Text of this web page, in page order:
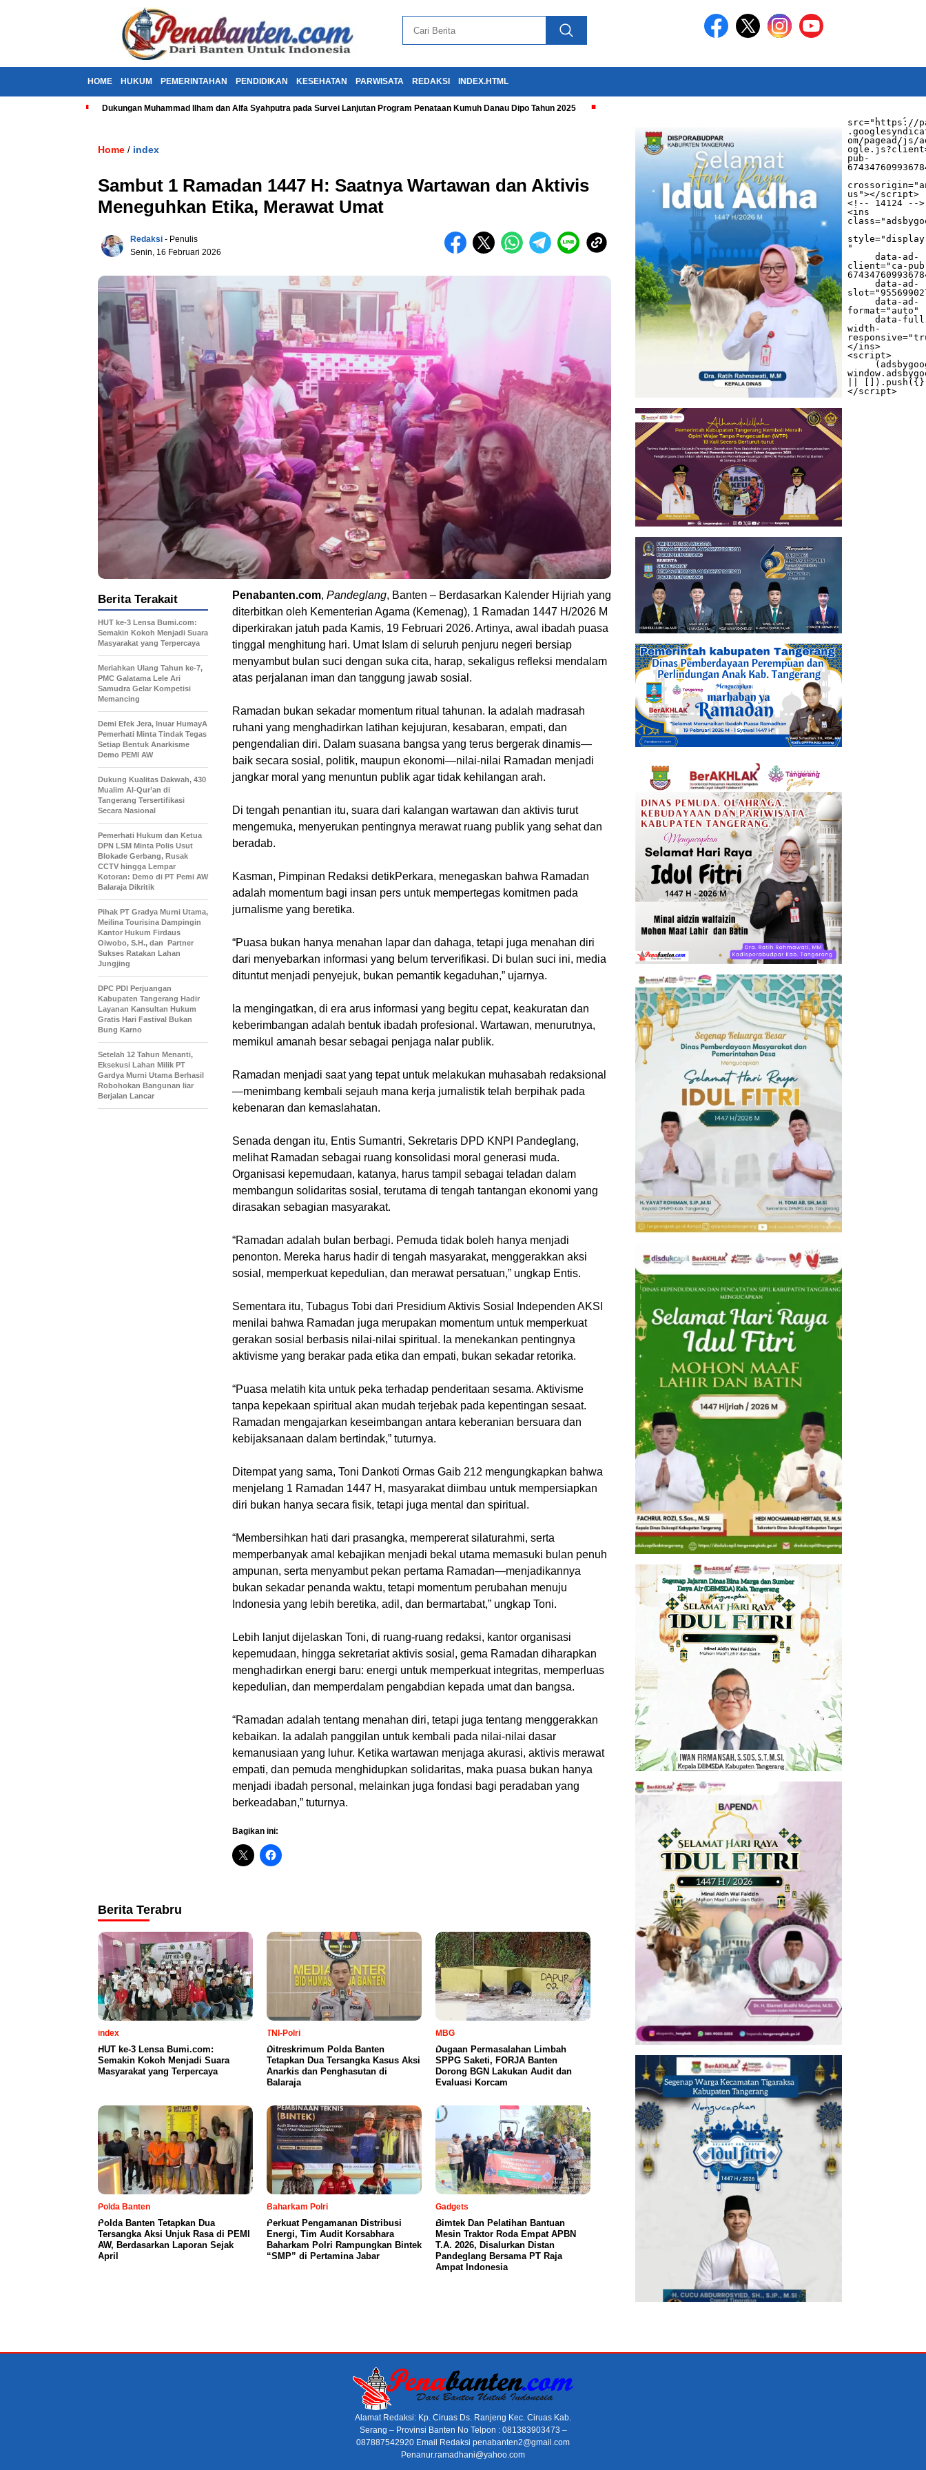
HOME HUKUM PEMERINTAHAN PENDIDIKAN KESEHATAN PARWISATA REDAKSI INDEX.HTML
Dukungan Muhammad Ilham dan Alfa Syahputra pada Survei Lanjutan Program Penataan Kumuh Danau Dipo Tahun 2025
src="https://
om/pagead/js/
pub-
us"></script>
<!-- 14124 -->
<ins
"
     data-ad-
client="ca-
     data-ad-
     data-ad-
format="auto"
     data-full-
width-
</ins>
<script>
||
</script>
Home / index
Sambut 1 Ramadan 1447 H: Saatnya Wartawan dan Aktivis
Meneguhkan Etika, Merawat Umat
Redaksi - Penulis
Senin, 16 Februari 2026
Penabanten.com, Pandeglang, Banten – Berdasarkan Kalender Hijriah yang
diterbitkan oleh Kementerian Agama (Kemenag), 1 Ramadan 1447 H/2026 M
diperkirakan jatuh pada Kamis, 19 Februari 2026. Artinya, awal ibadah puasa
tinggal menghitung hari. Umat Islam di seluruh penjuru negeri bersiap
menyambut bulan suci dengan suka cita, harap, sekaligus refleksi mendalam
atas perjalanan iman dan tanggung jawab sosial.
Ramadan bukan sekadar momentum ritual tahunan. Ia adalah madrasah
ruhani yang menghadirkan latihan kejujuran, kesabaran, empati, dan
pengendalian diri. Dalam suasana bangsa yang terus bergerak dinamis—
baik secara sosial, politik, maupun ekonomi—nilai-nilai Ramadan menjadi
jangkar moral yang menuntun publik agar tidak kehilangan arah.
Di tengah penantian itu, suara dari kalangan wartawan dan aktivis turut
mengemuka, menyerukan pentingnya merawat ruang publik yang sehat dan
beradab.
Kasman, Pimpinan Redaksi detikPerkara, menegaskan bahwa Ramadan
adalah momentum bagi insan pers untuk mempertegas komitmen pada
jurnalisme yang beretika.
“Puasa bukan hanya menahan lapar dan dahaga, tetapi juga menahan diri
dari menyebarkan informasi yang belum terverifikasi. Di bulan suci ini, media
dituntut menjadi penyejuk, bukan pemantik kegaduhan,” ujarnya.
Ia mengingatkan, di era arus informasi yang begitu cepat, keakuratan dan
keberimbangan adalah bentuk ibadah profesional. Wartawan, menurutnya,
memikul amanah besar sebagai penjaga nalar publik.
Ramadan menjadi saat yang tepat untuk melakukan muhasabah redaksional
—menimbang kembali sejauh mana kerja jurnalistik telah berpihak pada
kebenaran dan kemaslahatan.
Senada dengan itu, Entis Sumantri, Sekretaris DPD KNPI Pandeglang,
melihat Ramadan sebagai ruang konsolidasi moral generasi muda.
Organisasi kepemudaan, katanya, harus tampil sebagai teladan dalam
membangun solidaritas sosial, terutama di tengah tantangan ekonomi yang
dirasakan sebagian masyarakat.
“Ramadan adalah bulan berbagi. Pemuda tidak boleh hanya menjadi
penonton. Mereka harus hadir di tengah masyarakat, menggerakkan aksi
sosial, memperkuat kepedulian, dan merawat persatuan,” ungkap Entis.
Sementara itu, Tubagus Tobi dari Presidium Aktivis Sosial Independen AKSI
menilai bahwa Ramadan juga merupakan momentum untuk memperkuat
gerakan sosial berbasis nilai-nilai spiritual. Ia menekankan pentingnya
aktivisme yang berakar pada etika dan empati, bukan sekadar retorika.
“Puasa melatih kita untuk peka terhadap penderitaan sesama. Aktivisme
tanpa kepekaan spiritual akan mudah terjebak pada kepentingan sesaat.
Ramadan mengajarkan keseimbangan antara keberanian bersuara dan
kebijaksanaan dalam bertindak,” tuturnya.
Ditempat yang sama, Toni Dankoti Ormas Gaib 212 mengungkapkan bahwa
menjelang 1 Ramadan 1447 H, masyarakat diimbau untuk mempersiapkan
diri bukan hanya secara fisik, tetapi juga mental dan spiritual.
“Membersihkan hati dari prasangka, mempererat silaturahmi, serta
memperbanyak amal kebajikan menjadi bekal utama memasuki bulan penuh
ampunan, serta menyambut pekan pertama Ramadan—menjadikannya
bukan sekadar penanda waktu, tetapi momentum perubahan menuju
Indonesia yang lebih beretika, adil, dan bermartabat,” ungkap Toni.
Lebih lanjut dijelaskan Toni, di ruang-ruang redaksi, kantor organisasi
kepemudaan, hingga sekretariat aktivis sosial, gema Ramadan diharapkan
menghadirkan energi baru: energi untuk memperkuat integritas, memperluas
kepedulian, dan memperdalam pengabdian kepada umat dan bangsa.
“Ramadan adalah tentang menahan diri, tetapi juga tentang menggerakkan
kebaikan. Ia adalah panggilan untuk kembali pada nilai-nilai dasar
kemanusiaan yang luhur. Ketika wartawan menjaga akurasi, aktivis merawat
empati, dan pemuda menghidupkan solidaritas, maka puasa bukan hanya
menjadi ibadah personal, melainkan juga fondasi bagi peradaban yang
berkeadaban,” tuturnya.
Bagikan ini:
Berita Terakait
HUT ke-3 Lensa Bumi.com:
Semakin Kokoh Menjadi Suara
Masyarakat yang Terpercaya
Meriahkan Ulang Tahun ke-7,
PMC Galatama Lele Ari
Samudra Gelar Kompetisi
Memancing
Demi Efek Jera, Inuar HumayA
Pemerhati Minta Tindak Tegas
Setiap Bentuk Anarkisme
Demo PEMI AW
Dukung Kualitas Dakwah, 430
Mualim Al-Qur’an di
Tangerang Tersertifikasi
Secara Nasional
Pemerhati Hukum dan Ketua
DPN LSM Minta Polis Usut
Blokade Gerbang, Rusak
CCTV hingga Lempar
Kotoran: Demo di PT Pemi AW
Balaraja Dikritik
Pihak PT Gradya Murni Utama,
Meilina Tourisina Dampingin
Kantor Hukum Firdaus
Oiwobo, S.H., dan Partner
Sukses Ratakan Lahan
Jungjing
DPC PDI Perjuangan
Kabupaten Tangerang Hadir
Layanan Kansultan Hukum
Gratis Hari Fastival Bukan
Bung Karno
Setelah 12 Tahun Menanti,
Eksekusi Lahan Milik PT
Gardya Murni Utama Berhasil
Robohokan Bangunan liar
Berjalan Lancar
Berita Terabru
index
HUT ke-3 Lensa Bumi.com:
Semakin Kokoh Menjadi Suara
Masyarakat yang Terpercaya
TNI-Polri
Ditreskrimum Polda Banten
Tetapkan Dua Tersangka Kasus Aksi
Anarkis dan Penghasutan di
Balaraja
MBG
Dugaan Permasalahan Limbah
SPPG Saketi, FORJA Banten
Dorong BGN Lakukan Audit dan
Evaluasi Korcam
Polda Banten
Polda Banten Tetapkan Dua
Tersangka Aksi Unjuk Rasa di PEMI
AW, Berdasarkan Laporan Sejak
April
Baharkam Polri
Perkuat Pengamanan Distribusi
Energi, Tim Audit Korsabhara
Baharkam Polri Rampungkan Bintek
“SMP” di Pertamina Jabar
Gadgets
Bimtek Dan Pelatihan Bantuan
Mesin Traktor Roda Empat APBN
T.A. 2026, Disalurkan Distan
Pandeglang Bersama PT Raja
Ampat Indonesia
Alamat Redaksi: Kp. Ciruas Ds. Ranjeng Kec. Ciruas Kab.
Serang – Provinsi Banten No Telpon : 081383903473 –
087887542920 Email Redaksi penabanten2@gmail.com
Penanur.ramadhani@yahoo.com